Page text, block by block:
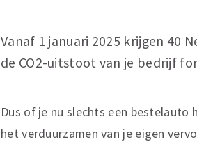
Vanaf 1 januari 2025 krijgen 40
de CO2-uitstoot van je bedrijf
Dus of je nu slechts een bestelauto
het verduurzamen van je eigen